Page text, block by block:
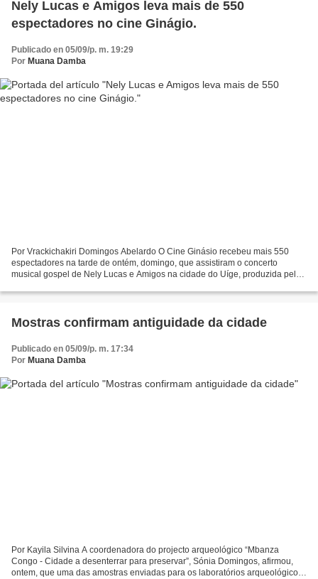
Nely Lucas e Amigos leva mais de 550
espectadores no cine Ginágio.
Publicado en 05/09/p. m. 19:29
Por Muana Damba
Por Vrackichakiri Domingos Abelardo O Cine Ginásio recebeu mais 550
espectadores na tarde de ontém, domingo, que assistiram o concerto
musical gospel de Nely Lucas e Amigos na cidade do Uíge, produzida pela
Mostras confirmam antiguidade da cidade
Publicado en 05/09/p. m. 17:34
Por Muana Damba
Por Kayila Silvina A coordenadora do projecto arqueológico “Mbanza
Congo - Cidade a desenterrar para preservar”, Sónia Domingos, afirmou,
ontem, que uma das amostras enviadas para os laboratórios arqueológicos